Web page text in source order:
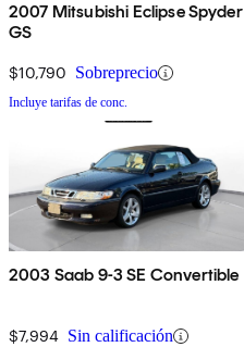
2007 Mitsubishi Eclipse Spyder
GS
$10,790 Sobreprecio
Incluye tarifas de conc.
2003 Saab 9-3 SE Convertible
$7,994 Sin calificación